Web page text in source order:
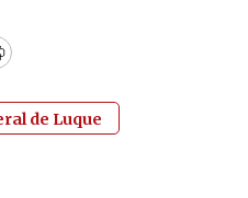
de Luque